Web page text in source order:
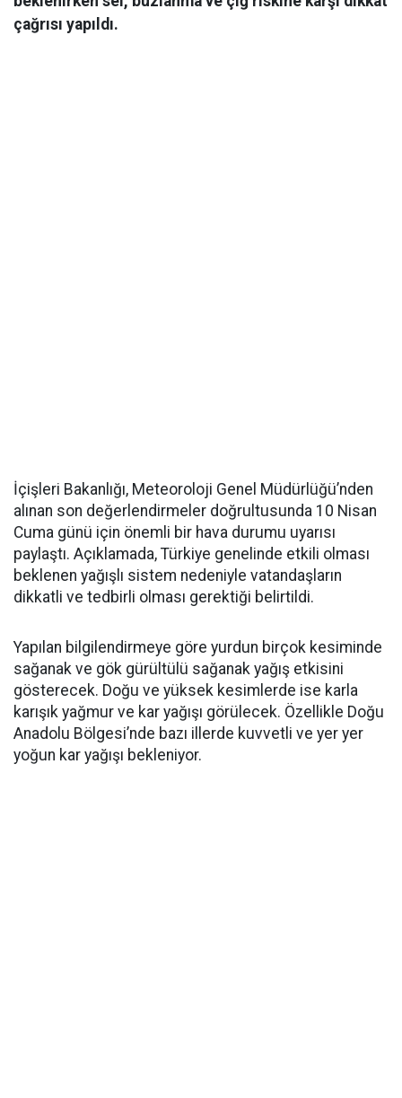
çağrısı yapıldı.
İçişleri Bakanlığı, Meteoroloji Genel Müdürlüğü’nden
alınan son değerlendirmeler doğrultusunda 10 Nisan
Cuma günü için önemli bir hava durumu uyarısı
paylaştı. Açıklamada, Türkiye genelinde etkili olması
beklenen yağışlı sistem nedeniyle vatandaşların
dikkatli ve tedbirli olması gerektiği belirtildi.
Yapılan bilgilendirmeye göre yurdun birçok kesiminde
sağanak ve gök gürültülü sağanak yağış etkisini
gösterecek. Doğu ve yüksek kesimlerde ise karla
karışık yağmur ve kar yağışı görülecek. Özellikle Doğu
Anadolu Bölgesi’nde bazı illerde kuvvetli ve yer yer
yoğun kar yağışı bekleniyor.